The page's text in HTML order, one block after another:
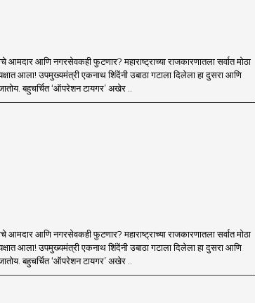
आमदार आणि नगरसेवकही फुटणार? महाराष्ट्राच्या राजकारणातला सर्वात मोठा
आला! उपमुख्यमंत्री एकनाथ शिंदेंनी उबाठा गटाला दिलेला हा दुसरा आणि
बहुचर्चित ‘ऑपरेशन टायगर’ अखेर ..
आमदार आणि नगरसेवकही फुटणार? महाराष्ट्राच्या राजकारणातला सर्वात मोठा
आला! उपमुख्यमंत्री एकनाथ शिंदेंनी उबाठा गटाला दिलेला हा दुसरा आणि
बहुचर्चित ‘ऑपरेशन टायगर’ अखेर ..